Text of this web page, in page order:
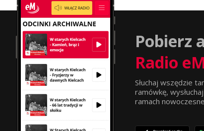
Pobierz
Radio
Słuchaj wszędzie
ramówkę,
ramach